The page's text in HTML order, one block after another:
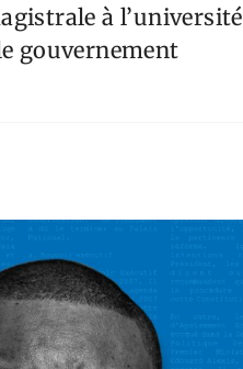
à l’université
gouvernement